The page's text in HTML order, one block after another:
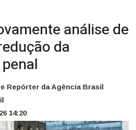
análise de
da
Repórter da Agência Brasil
14:20